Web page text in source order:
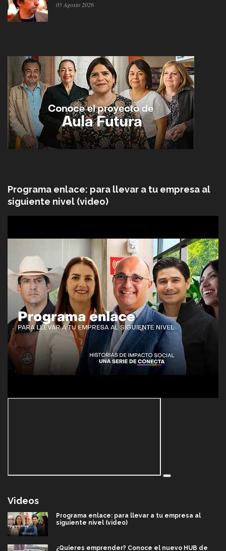
05 Agosto 2026
Programa enlace: para llevar a tu empresa al
siguiente nivel (video)
Videos
Programa enlace: para llevar a tu empresa al
siguiente nivel (video)
¿Quieres emprender? Conoce el nuevo HUB de